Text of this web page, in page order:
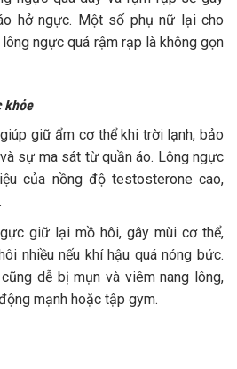
hở ngực. Một số phụ nữ lại cho
ngực quá rậm rạp là không gọn
khỏe
giữ ẩm cơ thể khi trời lạnh, bảo
sự ma sát từ quần áo. Lông ngực
của nồng độ testosterone cao,
giữ lại mồ hôi, gây mùi cơ thể,
nhiều nếu khí hậu quá nóng bức.
dễ bị mụn và viêm nang lông,
mạnh hoặc tập gym.